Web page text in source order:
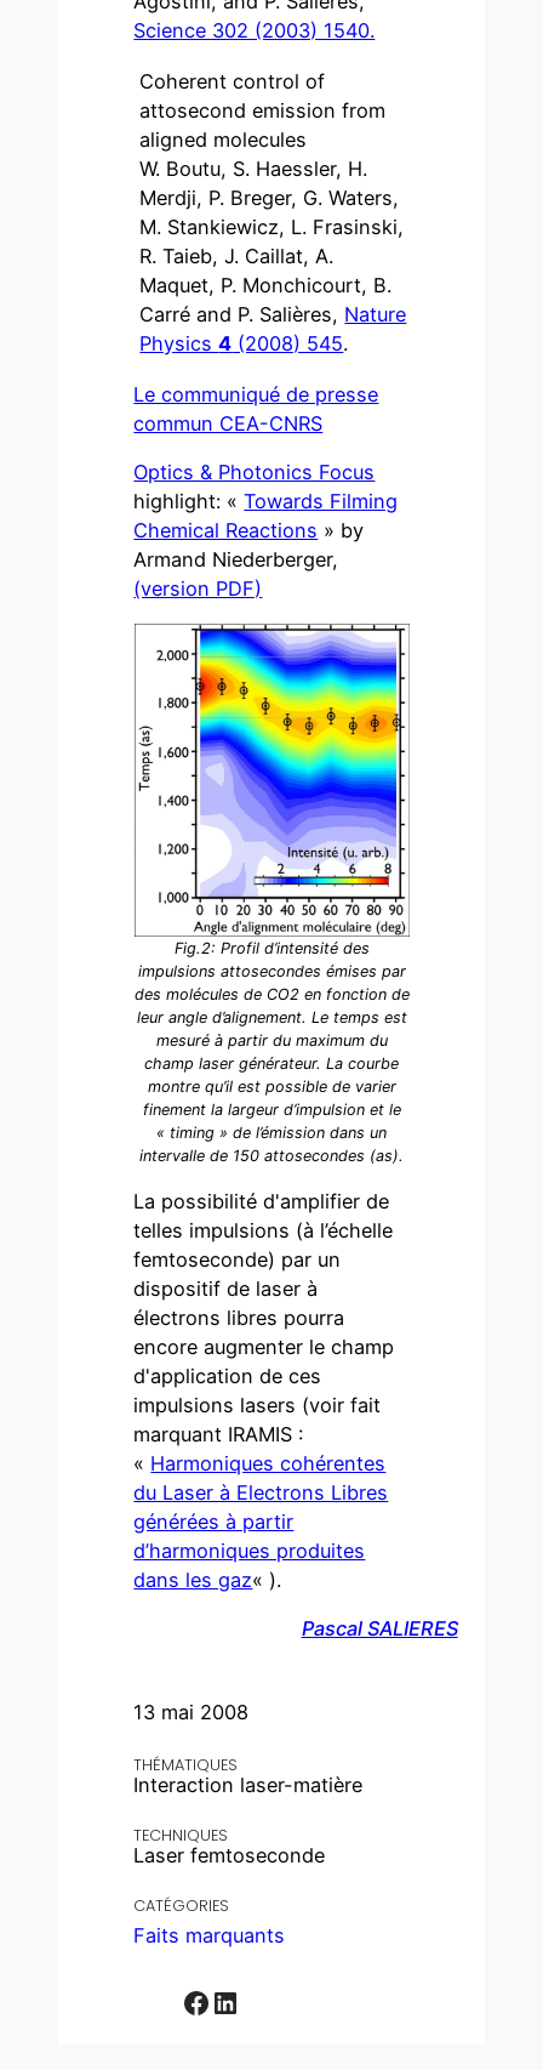
13 mai 2008
THÉMATIQUES
Interaction laser-matière
TECHNIQUES
Laser femtoseconde
CATÉGORIES
Faits marquants
Facebook LinkedIn
Science 302 (2003) 1540.
Coherent control of
attosecond emission from
aligned molecules
W. Boutu, S. Haessler, H.
Merdji, P. Breger, G. Waters,
M. Stankiewicz, L. Frasinski,
R. Taieb, J. Caillat, A.
Maquet, P. Monchicourt, B.
Carré and P. Salières, Nature
Physics4 (2008) 545.
Le communiqué de presse
commun CEA-CNRS
Optics & Photonics Focus
highlight: «Towards Filming
Chemical Reactions » by
Armand Niederberger,
(version PDF)
Fig.2: Profil d’intensité des
impulsions attosecondes émises par
des molécules de CO2 en fonction de
leur angle d’alignement. Le temps est
mesuré à partir du maximum du
champ laser générateur. La courbe
montre qu’il est possible de varier
finement la largeur d’impulsion et le
« timing » de l’émission dans un
intervalle de 150 attosecondes (as).
La possibilité d'amplifier de
telles impulsions (à l’échelle
femtoseconde) par un
dispositif de laser à
électrons libres pourra
encore augmenter le champ
d'application de ces
impulsions lasers (voir fait
marquant IRAMIS :
« Harmoniques cohérentes
du Laser à Electrons Libres
générées à partir
d’harmoniques produites
dans les gaz« ).
Pascal SALIERES